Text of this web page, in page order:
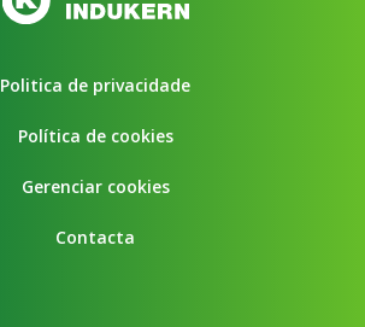
Politica de privacidade
Política de cookies
Gerenciar cookies
Contacta